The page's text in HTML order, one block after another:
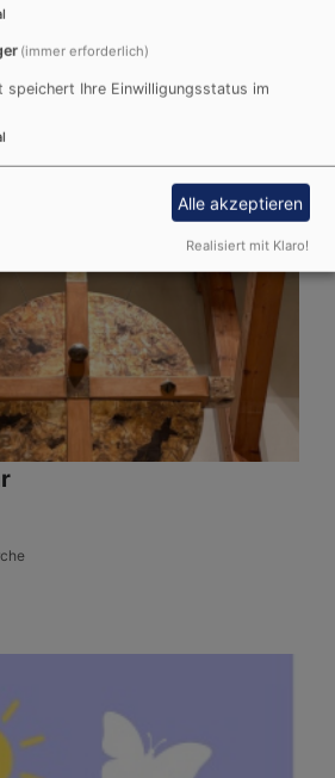
Uhr
Kindern, die 2025 geboren sind
Stephanus
(immer erforderlich)
speichert Ihre Einwilligungsstatus im
Alle akzeptieren
Realisiert mit Klaro!